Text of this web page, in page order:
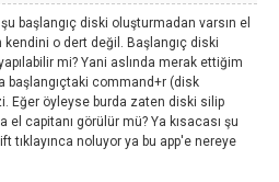
başlangıç diski oluşturmadan varsın el
o dert değil. Başlangıç diski
mi? Yani aslında merak ettiğim
başlangıçtaki command+r (disk
Eğer öyleyse burda zaten diski silip
el capitanı görülür mü? Ya kısacası şu
tıklayınca noluyor ya bu app'e nereye